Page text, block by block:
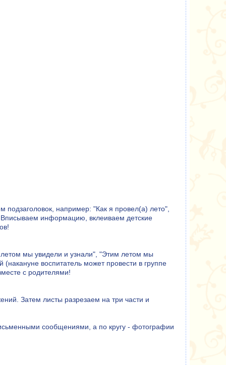
например: "Как я провел(а) лето",
информацию, вклеиваем детские
мы увидели и узнали", "Этим летом мы
воспитатель может провести в группе
с родителями!
Затем листы разрезаем на три части и
сообщениями, а по кругу - фотографии